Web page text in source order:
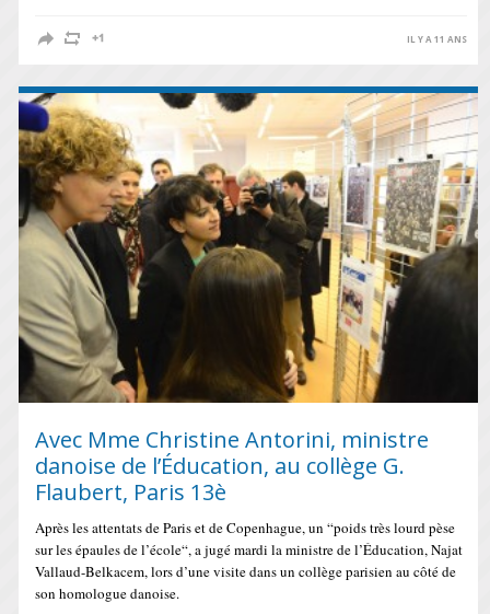
IL Y A 11 ANS
Avec Mme Christine Antorini, ministre
danoise de l’Éducation, au collège G.
Flaubert, Paris 13è
Après les attentats de Paris et de Copenhague, un “poids très lourd pèse
sur les épaules de l’école“, a jugé mardi la ministre de l’Éducation, Najat
Vallaud-Belkacem, lors d’une visite dans un collège parisien au côté de
son homologue danoise.